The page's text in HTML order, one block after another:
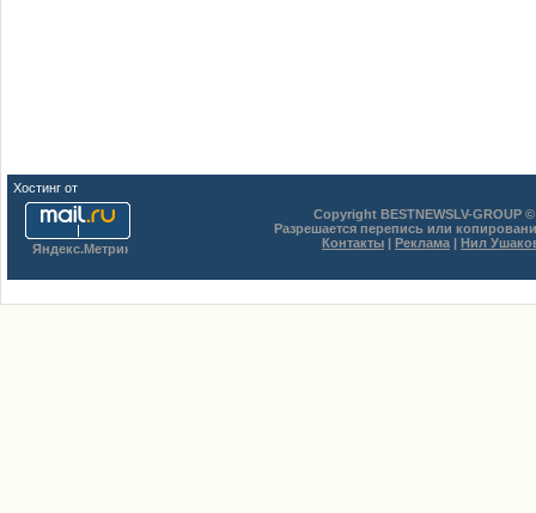
Хостинг от
Copyright BESTNEWSLV-GROUP
Разрешается перепись или
Контакты | Реклама | Нил